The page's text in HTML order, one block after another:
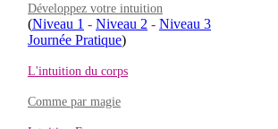
Développez votre intuition
(Niveau 1 - Niveau 2 - Niveau 3
Journée Pratique)
L'intuition du corps
Comme par magie